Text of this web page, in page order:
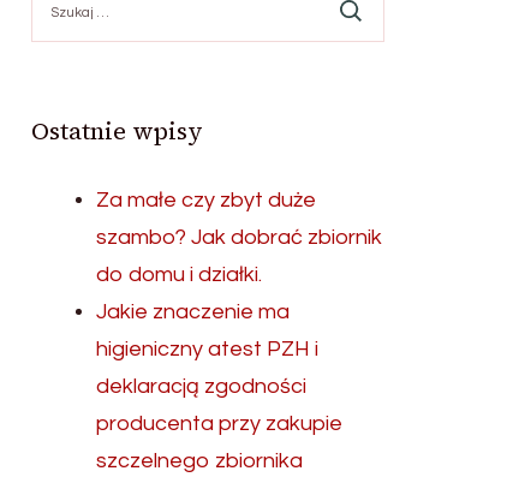
Ostatnie wpisy
Za małe czy zbyt duże
szambo? Jak dobrać zbiornik
do domu i działki.
Jakie znaczenie ma
higieniczny atest PZH i
deklaracją zgodności
producenta przy zakupie
szczelnego zbiornika